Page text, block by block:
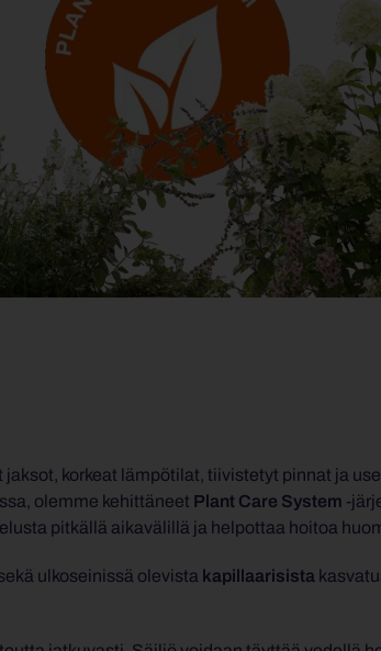
korkeat lämpötilat, tiivistetyt pinnat ja
olemme kehittäneet Plant Care System -
pitkällä aikavälillä ja helpottaa hoitoa
ulkoseinissä olevista kapillaarisista